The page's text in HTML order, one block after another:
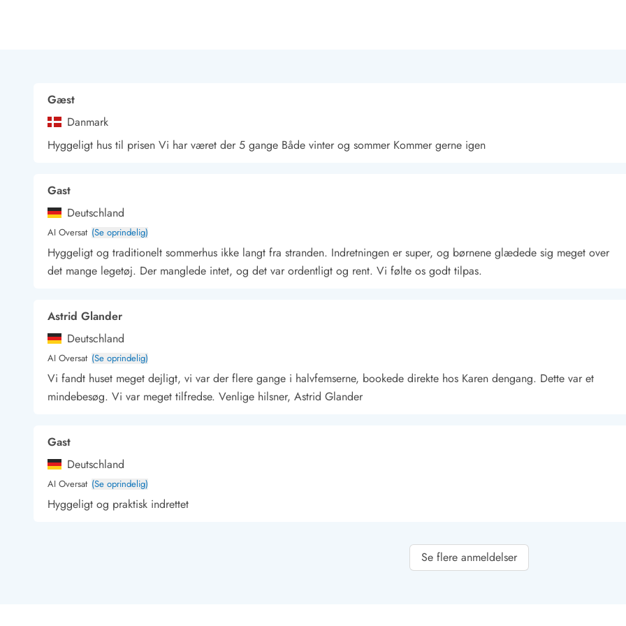
Minigolf i Vestjylland
Svømmehaller og badelande
Golfferie i sommerhus
Rideskoler/Ponyridning
Vandring langs Vestkysten
Vandski for hele familien
Sejlads langs Vestkysten
Kulturaktiviteter
Kunstmuseer
Kulinariske oplevelser
Sandskulpturfestival
Hold jul i sommerhuset
Vikingetiden i Danmark
Kontakt BjerregårdKontakt Søndervig
Kontakt, åbningstider og døgnvagt
Feriehusudlejning siden 1965
Bæredygtighed
Gæst
Danmark
Hyggeligt hus til prisen Vi har været der 5 gange Både vinter og sommer Kommer gerne igen
Gast
Deutschland
AI Oversat (Se oprindelig)
Hyggeligt og traditionelt sommerhus ikke langt fra stranden. Indretningen er super, og børnene glædede sig meget over
det mange legetøj. Der manglede intet, og det var ordentligt og rent. Vi følte os godt tilpas.
Astrid Glander
Deutschland
AI Oversat (Se oprindelig)
Vi fandt huset meget dejligt, vi var der flere gange i halvfemserne, bookede direkte hos Karen dengang. Dette var et
mindebesøg. Vi var meget tilfredse. Venlige hilsner, Astrid Glander
Gast
Deutschland
AI Oversat (Se oprindelig)
Hyggeligt og praktisk indrettet
Se flere anmeldelser